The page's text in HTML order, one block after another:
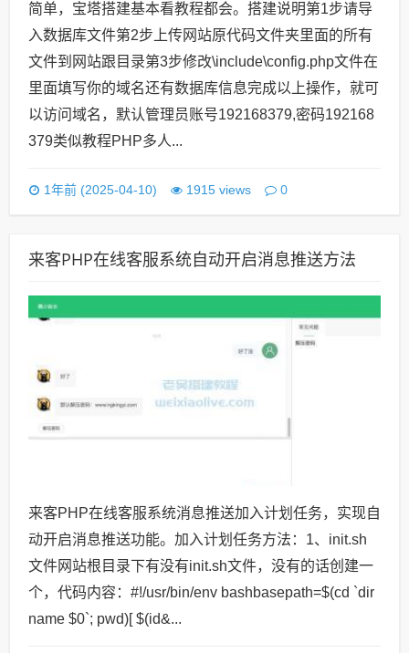
简单，宝塔搭建基本看教程都会。搭建说明第1步请导
入数据库文件第2步上传网站原代码文件夹里面的所有
文件到网站跟目录第3步修改\include\config.php文件在
里面填写你的域名还有数据库信息完成以上操作，就可
以访问域名，默认管理员账号192168379,密码192168
379类似教程PHP多人...
1年前 (2025-04-10) 1915 views 0
来客PHP在线客服系统自动开启消息推送方法
来客PHP在线客服系统消息推送加入计划任务，实现自
动开启消息推送功能。加入计划任务方法：1、init.sh
文件网站根目录下有没有init.sh文件，没有的话创建一
个，代码内容：#!/usr/bin/env bashbasepath=$(cd `dir
name $0`; pwd)[ $(id&...